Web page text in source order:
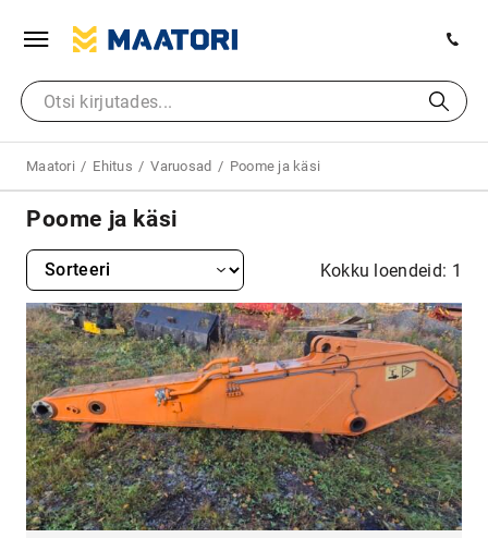
Maatori Ehitus Varuosad Poome ja käsi
Poome ja käsi
Kokku loendeid: 1